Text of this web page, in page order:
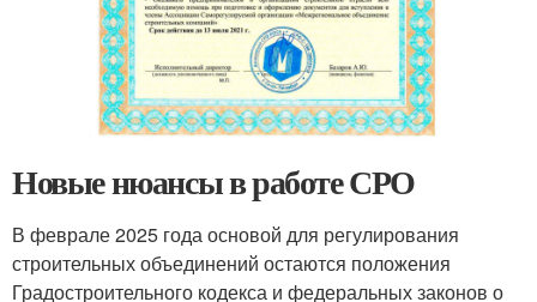
Новые нюансы в работе СРО
В феврале 2025 года основой для регулирования
строительных объединений остаются положения
Градостроительного кодекса и федеральных законов о